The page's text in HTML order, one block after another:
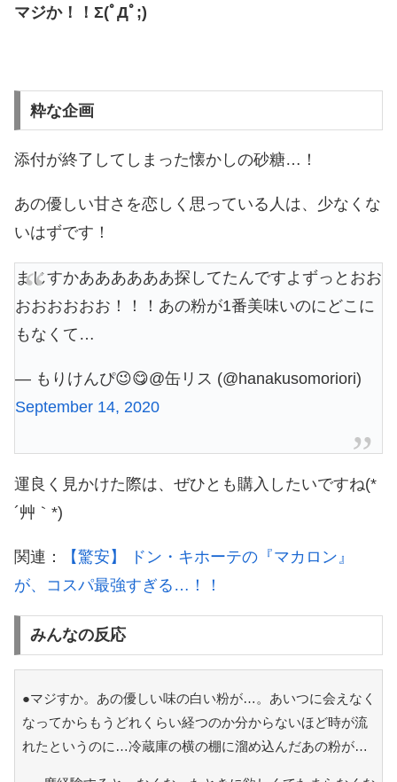
マジか！！Σ(ﾟДﾟ;)
粋な企画
添付が終了してしまった懐かしの砂糖…！
あの優しい甘さを恋しく思っている人は、少なくな
いはずです！
まじすかああああああ探してたんですよずっとおお
おおおおおお！！！あの粉が1番美味いのにどこに
もなくて…
— もりけんぴ😉😋@缶リス (@hanakusomoriori)
September 14, 2020
運良く見かけた際は、ぜひとも購入したいですね(*
´艸｀*)
関連：
【驚安】 ドン・キホーテの『マカロン』
が、コスパ最強すぎる…！！
みんなの反応
●マジすか。あの優しい味の白い粉が…。あいつに会えなく
なってからもうどれくらい経つのか分からないほど時が流
れたというのに…冷蔵庫の横の棚に溜め込んだあの粉が…